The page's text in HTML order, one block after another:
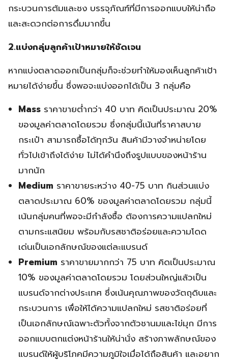
กระบวนการต้มและชง บรรจุภัณฑ์ที่มีการออกแบบให้น่าถือ
และสะดวกต่อการดื่มมากขึ้น
2.แบ่งกลุ่มลูกค้าเป้าหมายให้ชัดเจน
หากแบ่งตลาดออกเป็นกลุ่มก็จะช่วยทำให้มองเห็นลูกค้าเป้า
หมายได้ง่ายขึ้น ซึ่งพอจะแบ่งออกได้เป็น 3 กลุ่มคือ
Mass ราคาขายต่ำกว่า 40 บาท คิดเป็นประมาณ 20%
ของมูลค่าตลาดโดยรวม ซึ่งกลุ่มนี้เน้นที่ราคาสบาย
กระเป๋า สามารถซื้อได้ทุกวัน สินค้ามีวางจำหน่ายโดย
ทั่วไปเข้าถึงได้ง่าย ไม่ได้คำนึงถึงรูปแบบของหน้าร้าน
มากนัก
Medium ราคาขายระหว่าง 40-75 บาท กินส่วนแบ่ง
ตลาดประมาณ 60% ของมูลค่าตลาดโดยรวม กลุ่มนี้
เน้นกลุ่มคนที่พอจะมีกำลังซื้อ ต้องการความแปลกใหม่
ตามกระแสนิยม พร้อมกับรสชาติอร่อยและความโดด
เด่นเป็นเอกลักษณ์ของแต่ละแบรนด์
Premium ราคาขายมากกว่า 75 บาท คิดเป็นประมาณ
10% ของมูลค่าตลาดโดยรวม โดยส่วนใหญ่แล้วเป็น
แบรนด์จากต่างประเทศ ซึ่งเน้นคุณภาพของวัตถุดิบและ
กระบวนการ เพื่อให้ได้ความแปลกใหม่ รสชาติอร่อยที่
เป็นเอกลักษณ์เฉพาะตัวทั้งจากตัวชานมและไข่มุก มีการ
ออกแบบตกแต่งหน้าร้านให้น่านั่ง สร้างภาพลักษณ์ของ
แบรนด์ให้ผู้บริโภคมีความภูมิใจเมื่อได้ถือสินค้า และอยาก